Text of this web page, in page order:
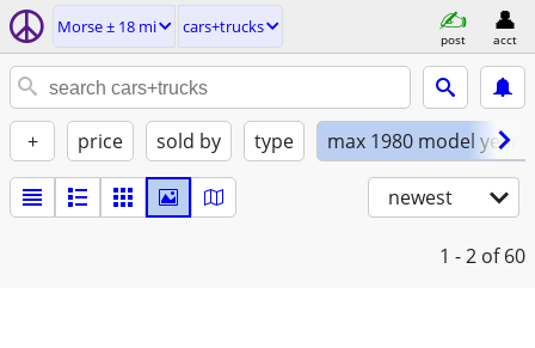
Morse ± 18 mi cars+trucks
post acct
+ price sold by type max 1980 model year
newest
1 - 2 of 60